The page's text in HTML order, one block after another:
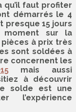
qu’il faut profiter
démarrés le 4
presque 15 jours
sur la
à prix très
sont soldées à
concernent les
mais aussi
à découvrir
solde est une
l’expérience